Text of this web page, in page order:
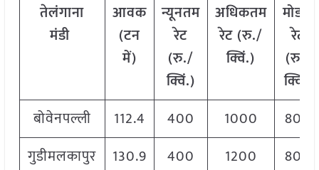
तेलंगाना
मंडी
आवक
(टन
में)
न्यूनतम
रेट
(रु./
क्विं.)
अधिकतम
रेट (रु./
क्विं.)
मोडल
रेट
(रु./
क्विं.)
बोवेनपल्ली
112.4 400 1000
800
गुडीमलकापुर
130.9 400 1200
800